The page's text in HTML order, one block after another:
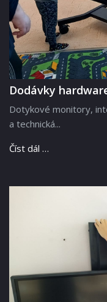
Dodávky
Dotykové monitory,
a technická...
Číst dál …